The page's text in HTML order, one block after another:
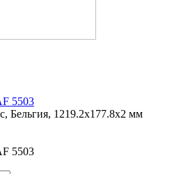
5503
Бельгия, 1219.2x177.8x2 мм
5503